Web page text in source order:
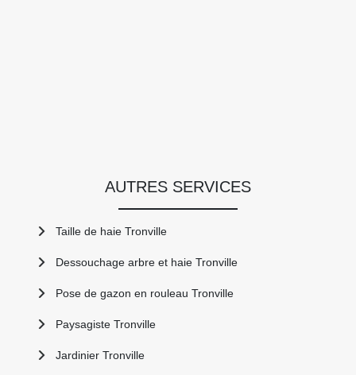
AUTRES SERVICES
Taille de haie Tronville
Dessouchage arbre et haie Tronville
Pose de gazon en rouleau Tronville
Paysagiste Tronville
Jardinier Tronville